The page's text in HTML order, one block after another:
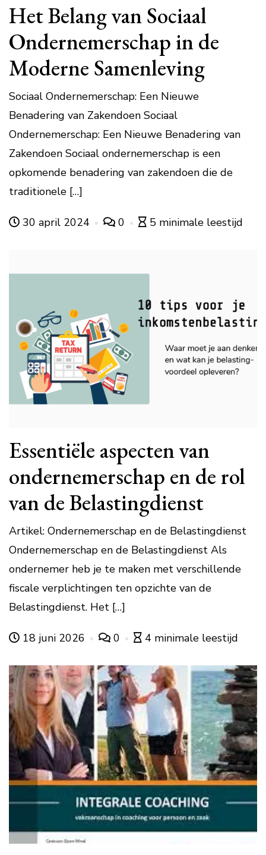
Het Belang van Sociaal
Ondernemerschap in de
Moderne Samenleving
Sociaal Ondernemerschap: Een Nieuwe
Benadering van Zakendoen Sociaal
Ondernemerschap: Een Nieuwe Benadering van
Zakendoen Sociaal ondernemerschap is een
opkomende benadering van zakendoen die de
traditionele […]
30 april 2024 0 5 minimale leestijd
Essentiële aspecten van
ondernemerschap en de rol
van de Belastingdienst
Artikel: Ondernemerschap en de Belastingdienst
Ondernemerschap en de Belastingdienst Als
ondernemer heb je te maken met verschillende
fiscale verplichtingen ten opzichte van de
Belastingdienst. Het […]
18 juni 2026 0 4 minimale leestijd